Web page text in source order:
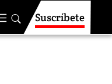
Suscríbete